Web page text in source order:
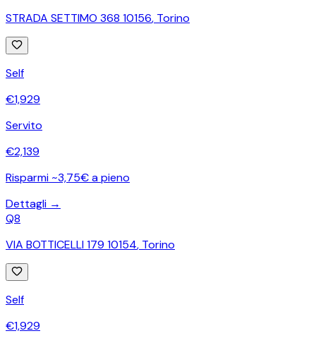
STRADA SETTIMO 368 10156, Torino
Self
€1,929
Servito
€2,139
Risparmi ~3,75€ a pieno
Dettagli →
Q8
VIA BOTTICELLI 179 10154, Torino
Self
€1,929